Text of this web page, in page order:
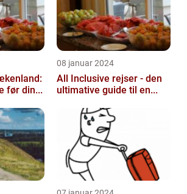
før din...
08 januar 2024
All Inclusive rejser - den
ultimative guide til en...